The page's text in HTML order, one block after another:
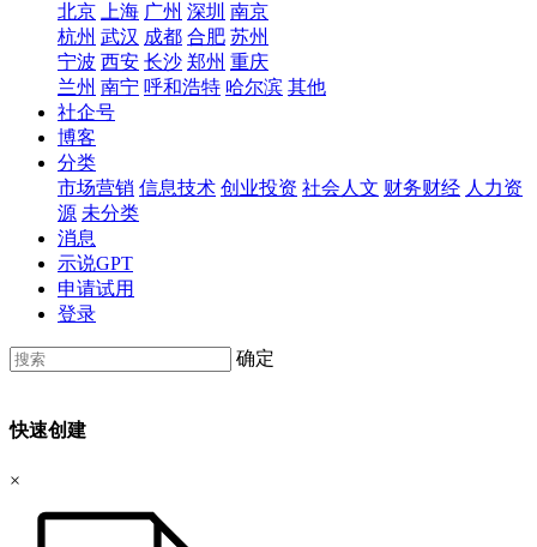
北京
上海 广州 深圳 南京
杭州 武汉 成都 合肥 苏州
宁波 西安 长沙 郑州 重庆
兰州 南宁 呼和浩特 哈尔滨 其他
社企号
博客
分类
市场营销 信息技术 创业投资 社会人文 财务财经 人力资
源 未分类
消息
示说GPT
申请试用
登录
确定
快速创建
×